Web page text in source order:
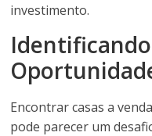
investimento.
Encontrar casas a
pode parecer um